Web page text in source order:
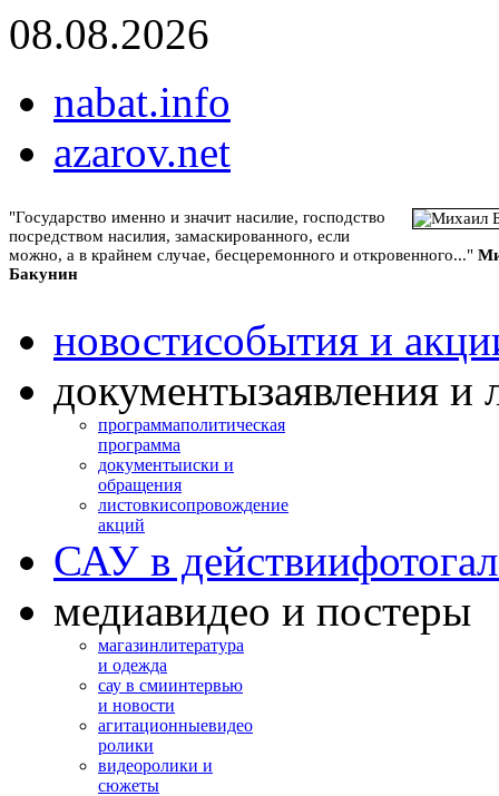
08.08.2026
nabat.info
azarov.net
"Государство именно и значит насилие, господство
посредством насилия, замаскированного, если
можно, а в крайнем случае, бесцеремонного и откровенного..."
Бакунин
новостисобытия и
документызаявления и
программаполитическая
программа
документыиски и
обращения
листовкисопровождение
акций
САУ в действии
медиавидео и постеры
магазинлитература
и одежда
сау в смиинтервью
и новости
агитационныевидео
ролики
видеоролики и
сюжеты